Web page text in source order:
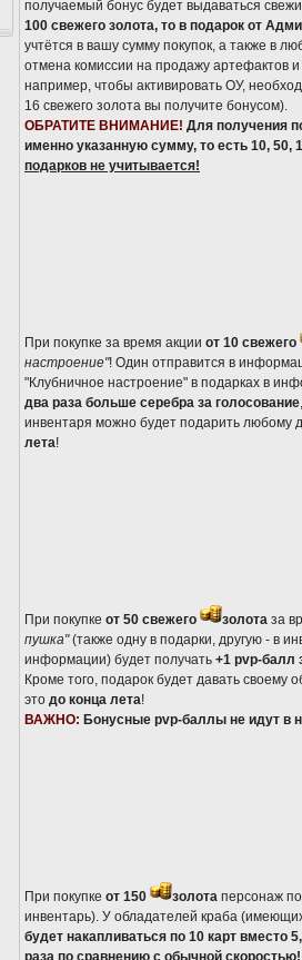
получаемый бонус будет выдаваться
100 свежего золота, то в подарок от
учтётся в вашу сумму покупок, а также в
отмена комиссии на продажу артефактов
например, чтобы активировать ОУ,
16 свежего золота вы получите бонусом).
ОБРАТИТЕ ВНИМАНИЕ! Для получения
именно указанную сумму, то есть 10, 50,
подарков не учитывается!
При покупке за время акции от 10 свежего
настроение"! Один отправится в
"Клубничное настроение" в подарках в
два раза больше серебра за голосование
инвентаря можно будет подарить любому
лета!
При покупке от 50 свежего золота за
пушка"(также одну в подарки, другую - в
информации) будет получать +1 pvp-балл
Кроме того, подарок будет давать своему
это до конца лета!
ВАЖНО: Бонусные pvp-баллы не идут в
При покупке от 150 золота персонаж
инвентарь). У обладателей краба
будет накапливаться по 10 карт вместо
раза по сравнению с обычной скоростью!